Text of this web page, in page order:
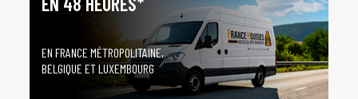
EN FRANCE MÉTROPOLITAINE,
BELGIQUE ET LUXEMBOURG